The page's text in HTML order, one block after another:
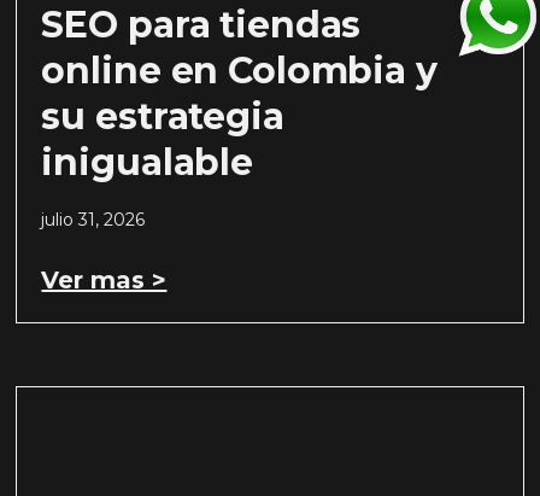
SEO para tiendas
online en Colombia y
su estrategia
inigualable
julio 31, 2026
Ver mas >